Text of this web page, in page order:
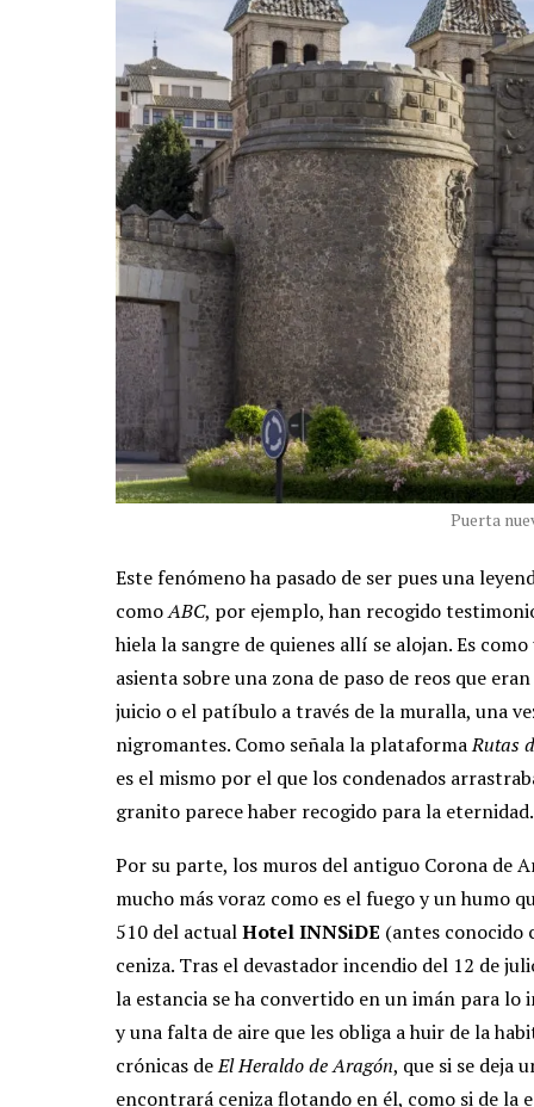
Puerta
Este fenómeno ha pasado de ser pues una
comoABC, por ejemplo, han recogido
hiela la sangre de quienes allí se alojan. Es
asienta sobre una zona de paso de reos que
juicio o el patíbulo a través de la muralla, una
nigromantes. Como señala la plataformaRutas
es el mismo por el que los condenados
granito parece haber recogido para la eternidad.
Por su parte, los muros del antiguo Corona de
mucho más voraz como es el fuego y un humo
510 del actualHotel INNSiDE (antes conocido
ceniza. Tras el devastador incendio del 12 de
la estancia se ha convertido en un imán para
y una falta de aire que les obliga a huir de la
crónicas deEl Heraldo de Aragón, que si se deja
encontrará ceniza flotando en él, como si de la